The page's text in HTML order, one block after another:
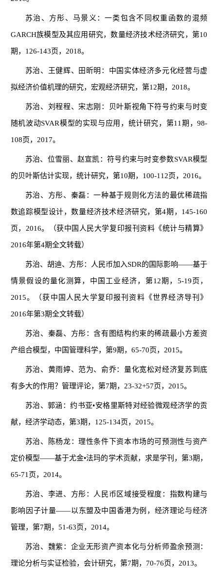
苏治、方彤、马景义：一类包含不同权重函数的混频
GARCH族模型及其应用研究，数量经济技术经济研究，第10
期，126-143页，2018。
苏治、王健辉、田昕明：中国实体经济多元化经营与虚
拟经济价值机理的研究，宏观经济研究，第12期，2018。
苏治、刘程程、宋志刚：贝叶斯视角下符号约束与时变
随机波动SVAR模型的实现与应用，统计研究，第11期，98-
108页，2017。
苏治、位雪丽、赵宣凯：符号约束与时变参数SVAR模型
的贝叶斯估计实现，统计研究，第10期，100-112页，2016。
苏治、方彤、秦磊：一种基于规则化方法的最优稀疏指
数追踪模型设计，数量经济技术经济研究，第4期，145-160
页，2016。（获中国人民大学复印报刊资料《统计与精算》
2016年第4期全文转载）
苏治、胡迪、方彤：人民币加入SDR的国际影响——基于
情景假设的量化测算，中国工业经济，第12期，5-19页，
2015。（获中国人民大学复印报刊资料《世界经济导刊》
2016年第3期全文转载）
苏治、秦磊、方彤：含有图结构约束的稀疏最小方差资
产组合模型，中国管理科学，第9期，65-70页，2015。
苏治、黄雨婷、范为、俞乔：量化宽松对经济复苏到底
有多大的作用？管理评论，第7期，23-32+57页，2015。
苏治、郭涵：约书亚•安格里斯特对经验微观经济学的贡
献，经济学动态，第3期，125-134页，2015。
苏治、陈杨龙：理性条件下资本市场的可预测性与资产
定价模型——基于尤金•法玛的学术贡献，求是学刊，第3期，
65-71页，2014。
苏治、李进、方彤：人民币区域接受程度：指数构建与
影响因子计量——以东盟及中国香港为例，经济理论与经济
管理，第7期，51-63页，2014。
苏治、魏紫：企业无形资产资本化与分析师盈余预测：
理论分析与实证检验，会计研究，第7期，70-76页，2013。